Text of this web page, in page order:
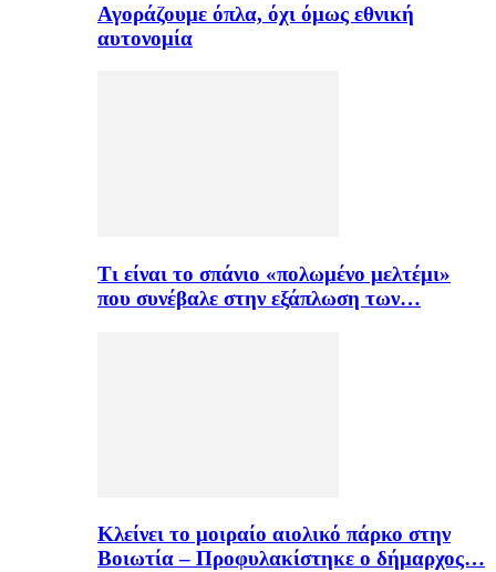
Αγοράζουμε όπλα, όχι όμως εθνική
αυτονομία
Τι είναι το σπάνιο «πολωμένο μελτέμι»
που συνέβαλε στην εξάπλωση των…
Κλείνει το μοιραίο αιολικό πάρκο στην
Βοιωτία – Προφυλακίστηκε ο δήμαρχος…